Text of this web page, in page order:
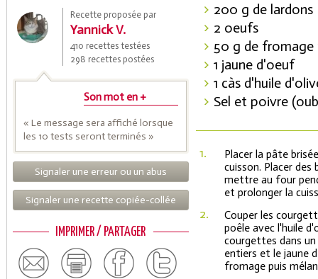
Recette proposée par
Yannick V.
410 recettes testées
298 recettes postées
Son mot en +
« Le message sera affiché lorsque
les 10 tests seront terminés »
Signaler une erreur ou un abus
Signaler une recette copiée-collée
IMPRIMER / PARTAGER
200 g de lardons
2 oeufs
50 g de fromage
1 jaune d'oeuf
1 càs d'huile
Sel et poivre
1.
Placer la pâte
cuisson. Placer
mettre au four
et prolonger la
2.
Couper les
poêle avec l'huile
courgettes dans
entiers et le jaune
fromage puis
Saveurs de l'Année